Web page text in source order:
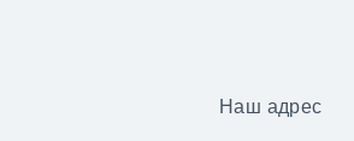
Наш адрес